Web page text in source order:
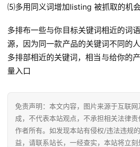
⑸多用同义词增加listing 被抓取的机
多排布一些与你目标关键词相近的词
源，因为同一款产品的关键词不同的
多排部相近的关键词，相当与给你的
量入口
免责声明：本文内容，图片来源于互联
成，不代表本站观点，不承担相关法律
作者所有。如发现本站有侵权/违法违规
益，请联系站长，一经查实，本站将立刻